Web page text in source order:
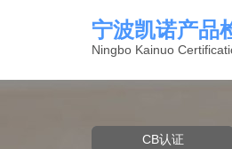
宁波凯诺产品
Ningbo Kainuo
CB认证